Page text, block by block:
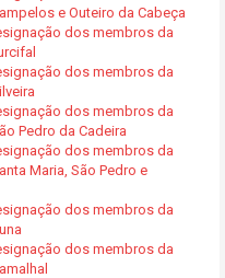
e Outeiro da Cabeça
dos membros da
dos membros da
dos membros da
Pedro da Cadeira
dos membros da
Maria, São Pedro e
dos membros da
dos membros da